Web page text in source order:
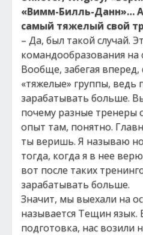
«Вимм-Билль-Данн»…
самый тяжелый свой
– Да, был такой случай.
командообразования на
Вообще, забегая
«тяжелые» группы, ведь
зарабатывать больше.
почему разные тренеры
опыт там, понятно.
ты веришь. Я называю
тогда, когда я в нее
вот после таких
зарабатывать больше.
Значит, мы выехали на
называется Тещин язык.
подготовка, нас возили